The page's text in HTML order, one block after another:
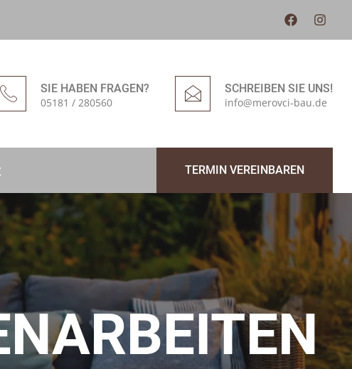
SIE HABEN FRAGEN?
05181 / 280560
SCHREIBEN SIE UNS!
info@merovci-bau.de
TERMIN VEREINBAREN